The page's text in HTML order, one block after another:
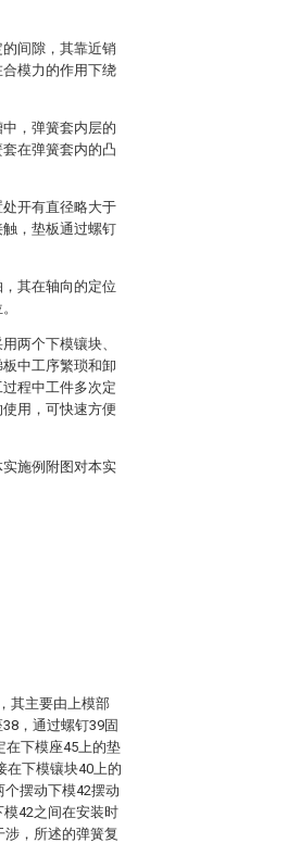
间隙，其靠近销
模力的作用下绕
，弹簧套内层的
在弹簧套内的凸
开有直径略大于
，垫板通过螺钉
其在轴向的定位
两个下模镶块、
中工序繁琐和卸
程中工件多次定
用，可快速方便
施例附图对本实
其主要由上模部
，通过螺钉39固
在下模座45上的垫
在下模镶块40上的
摆动下模42摆动
42之间在安装时
涉，所述的弹簧复